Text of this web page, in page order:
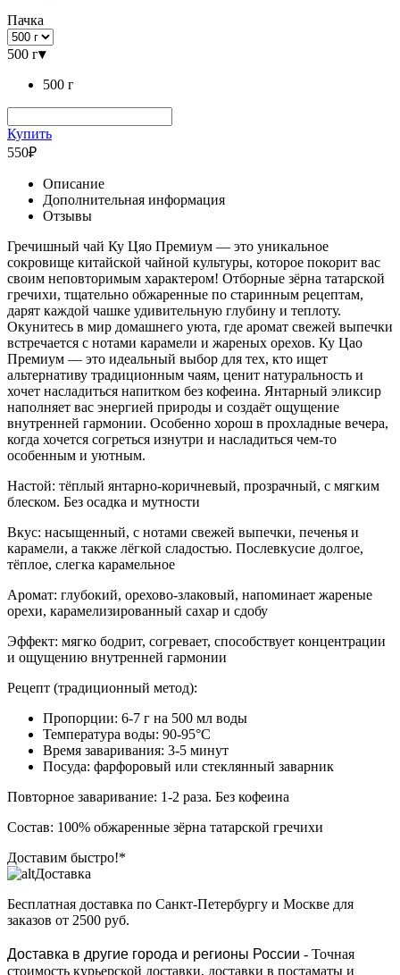
Пачка
500 г▾
500 г
Купить
550₽
Описание
Дополнительная информация
Отзывы
Гречишный чай Ку Цяо Премиум — это уникальное
сокровище китайской чайной культуры, которое покорит вас
своим неповторимым характером! Отборные зёрна татарской
гречихи, тщательно обжаренные по старинным рецептам,
дарят каждой чашке удивительную глубину и теплоту.
Окунитесь в мир домашнего уюта, где аромат свежей выпечки
встречается с нотами карамели и жареных орехов. Ку Цао
Премиум — это идеальный выбор для тех, кто ищет
альтернативу традиционным чаям, ценит натуральность и
хочет насладиться напитком без кофеина. Янтарный эликсир
наполняет вас энергией природы и создаёт ощущение
внутренней гармонии. Особенно хорош в прохладные вечера,
когда хочется согреться изнутри и насладиться чем-то
особенным и уютным.
Настой: тёплый янтарно-коричневый, прозрачный, с мягким
блеском. Без осадка и мутности
Вкус: насыщенный, с нотами свежей выпечки, печенья и
карамели, а также лёгкой сладостью. Послевкусие долгое,
тёплое, слегка карамельное
Аромат: глубокий, орехово-злаковый, напоминает жареные
орехи, карамелизированный сахар и сдобу
Эффект: мягко бодрит, согревает, способствует концентрации
и ощущению внутренней гармонии
Рецепт (традиционный метод):
Пропорции: 6-7 г на 500 мл воды
Температура воды: 90-95°C
Время заваривания: 3-5 минут
Посуда: фарфоровый или стеклянный заварник
Повторное заваривание: 1-2 раза. Без кофеина
Состав: 100% обжаренные зёрна татарской гречихи
Доставим быстро!*
Доставка
Бесплатная доставка по Санкт-Петербургу и Москве для
заказов от 2500 руб.
Доставка в другие города и регионы России - Точная
стоимость курьерской доставки, доставки в постаматы и